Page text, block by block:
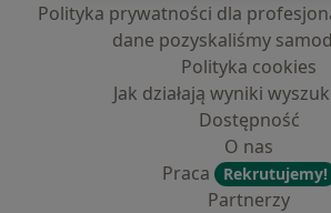
Polityka prywatności dla
dane pozyskaliśmy
Polityka cookies
Jak działają wyniki
Dostępność
O nas
Praca
Rekrutujemy!
Partnerzy